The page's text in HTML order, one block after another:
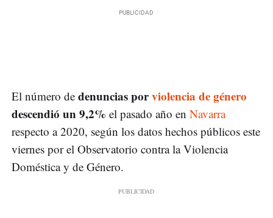
El número de denuncias porviolencia de género
descendió un 9,2% el pasado año en Navarra
respecto a 2020, según los datos hechos públicos este
viernes por el Observatorio contra la Violencia
Doméstica y de Género.